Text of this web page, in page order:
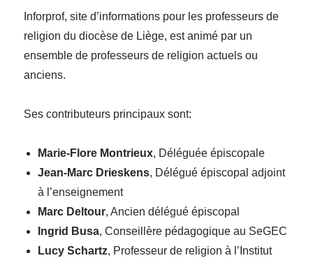
Inforprof, site d’informations pour les professeurs de
religion du diocèse de Liège, est animé par un
ensemble de professeurs de religion actuels ou
anciens.
Ses contributeurs principaux sont:
Marie-Flore Montrieux, Déléguée épiscopale
Jean-Marc Drieskens, Délégué épiscopal adjoint
à l’enseignement
Marc Deltour, Ancien délégué épiscopal
Ingrid Busa, Conseillère pédagogique au SeGEC
Lucy Schartz, Professeur de religion à l’Institut